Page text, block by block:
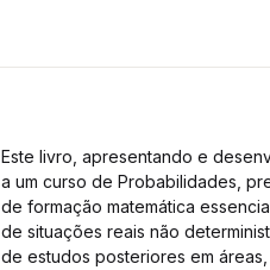
Este livro, apresentando e
a um curso de Probabilidades,
de formação matemática
de situações reais não
de estudos posteriores em